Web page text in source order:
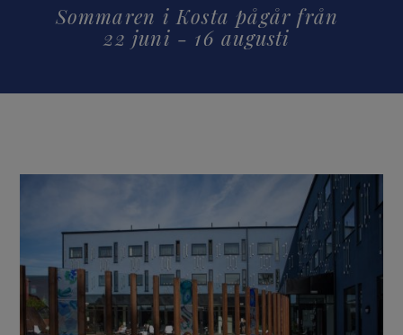
Sommaren i Kosta pågår från
22 juni - 16 augusti